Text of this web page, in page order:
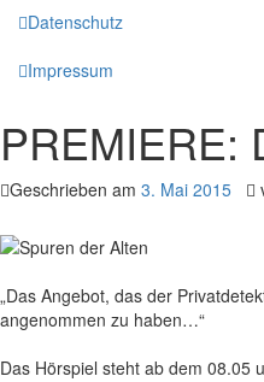
Datenschutz
Impressum
PREMIERE:
Geschrieben am 3. Mai 2015
„Das Angebot, das der
angenommen zu haben…“
Das Hörspiel steht ab dem 08.05